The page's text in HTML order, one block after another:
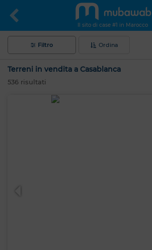
Il sito di case #1 in Marocco
Filtro Ordina
Terreni in vendita a Casablanca
536 risultati